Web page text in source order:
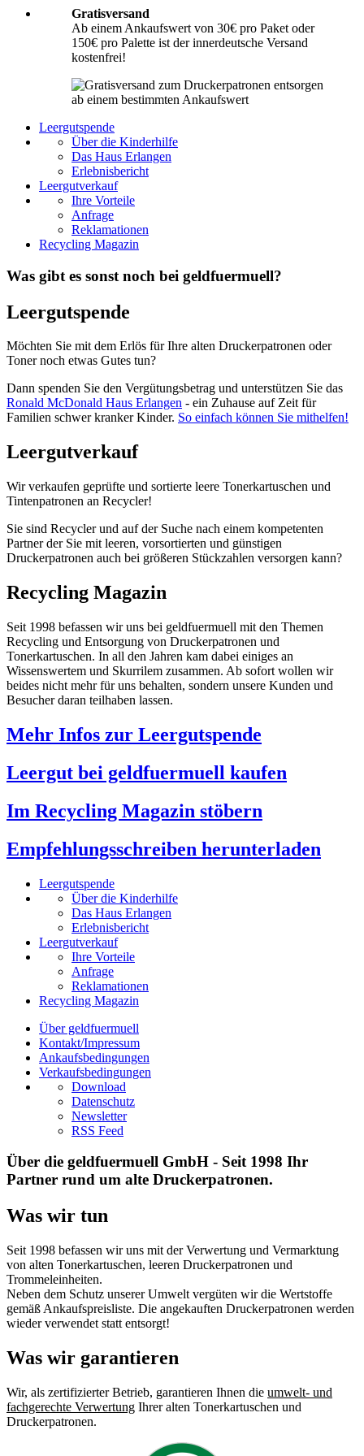
Gratisversand
Ab einem Ankaufswert von 30€ pro Paket oder
150€ pro Palette ist der innerdeutsche Versand
kostenfrei!
Leergutspende
Über die Kinderhilfe
Das Haus Erlangen
Erlebnisbericht
Leergutverkauf
Ihre Vorteile
Anfrage
Reklamationen
Recycling Magazin
Was gibt es sonst noch bei geldfuermuell?
Leergutspende
Möchten Sie mit dem Erlös für Ihre alten Druckerpatronen oder
Toner noch etwas Gutes tun?
Dann spenden Sie den Vergütungsbetrag und unterstützen Sie das
Ronald McDonald Haus Erlangen - ein Zuhause auf Zeit für
Familien schwer kranker Kinder. So einfach können Sie mithelfen!
Leergutverkauf
Wir verkaufen geprüfte und sortierte leere Tonerkartuschen und
Tintenpatronen an Recycler!
Sie sind Recycler und auf der Suche nach einem kompetenten
Partner der Sie mit leeren, vorsortierten und günstigen
Druckerpatronen auch bei größeren Stückzahlen versorgen kann?
Recycling Magazin
Seit 1998 befassen wir uns bei geldfuermuell mit den Themen
Recycling und Entsorgung von Druckerpatronen und
Tonerkartuschen. In all den Jahren kam dabei einiges an
Wissenswertem und Skurrilem zusammen. Ab sofort wollen wir
beides nicht mehr für uns behalten, sondern unsere Kunden und
Besucher daran teilhaben lassen.
Mehr Infos zur Leergutspende
Leergut bei geldfuermuell kaufen
Im Recycling Magazin stöbern
Empfehlungsschreiben herunterladen
Leergutspende
Über die Kinderhilfe
Das Haus Erlangen
Erlebnisbericht
Leergutverkauf
Ihre Vorteile
Anfrage
Reklamationen
Recycling Magazin
Über geldfuermuell
Kontakt/Impressum
Ankaufsbedingungen
Verkaufsbedingungen
Download
Datenschutz
Newsletter
RSS Feed
Über die geldfuermuell GmbH - Seit 1998 Ihr
Partner rund um alte Druckerpatronen.
Was wir tun
Seit 1998 befassen wir uns mit der Verwertung und Vermarktung
von alten Tonerkartuschen, leeren Druckerpatronen und
Trommeleinheiten.
Neben dem Schutz unserer Umwelt vergüten wir die Wertstoffe
gemäß Ankaufspreisliste. Die angekauften Druckerpatronen werden
wieder verwendet statt entsorgt!
Was wir garantieren
Wir, als zertifizierter Betrieb, garantieren Ihnen die umwelt- und
fachgerechte Verwertung Ihrer alten Tonerkartuschen und
Druckerpatronen.